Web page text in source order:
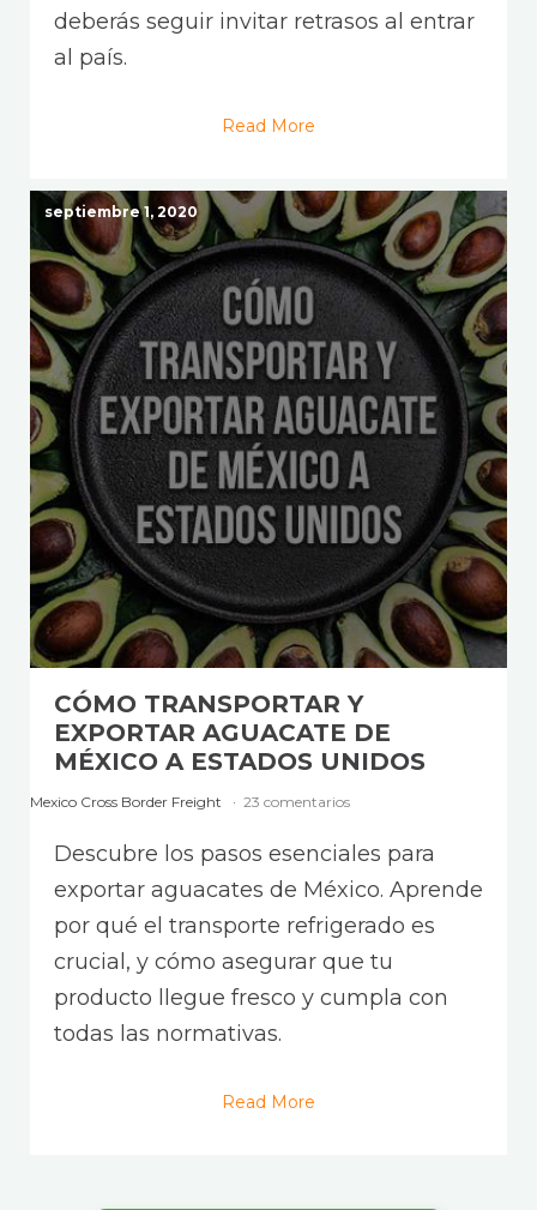
deberás seguir invitar retrasos al entrar
al país.
Read More
septiembre 1, 2020
CÓMO TRANSPORTAR Y
EXPORTAR AGUACATE DE
MÉXICO A ESTADOS UNIDOS
Mexico Cross Border Freight 23 comentarios
Descubre los pasos esenciales para
exportar aguacates de México. Aprende
por qué el transporte refrigerado es
crucial, y cómo asegurar que tu
producto llegue fresco y cumpla con
todas las normativas.
Read More